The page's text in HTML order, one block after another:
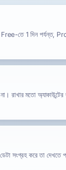
Free-তে 1 দিন পর্যন্ত,
রাখার মতো অ্যাকাউন্টের
সংগ্রহ করে তা দেখতে